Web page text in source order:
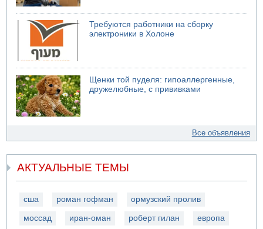
Требуются работники на сборку
электроники в Холоне
Щенки той пуделя: гипоаллергенные,
дружелюбные, с прививками
Все объявления
АКТУАЛЬНЫЕ ТЕМЫ
сша роман гофман ормузский пролив
моссад иран-оман роберт гилан европа